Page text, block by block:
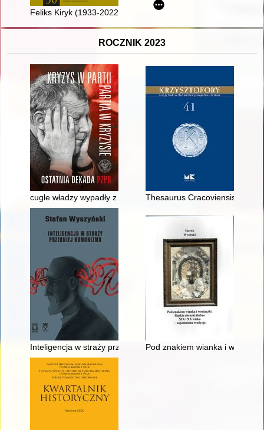
Feliks Kiryk (1933-2022) i ziemia sądecka
ROCZNIK 2023
cugle władzy wypadły z mocnych rąk prawdziwych i
Thesaurus Cracoviensis :
Inteligencja w straży przedniej komunizmu : wybór pism
Pod znakiem wianka i